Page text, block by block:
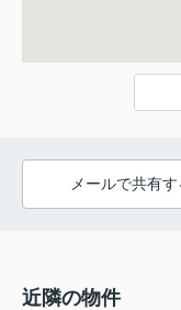
メールで共有す
近隣の物件